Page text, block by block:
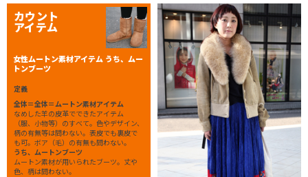
カウント
アイテム
女性ムートン素材アイテム うち、ムー
トンブーツ
定義
全体＝全体＝ムートン素材アイテム
なめした羊の皮革でできたアイテム
（服、小物等）のすべて。色やデザイン、
柄の有無等は問わない。表皮でも裏皮で
も可。ボア（毛）の有無も問わない。
うち、ムートンブーツ
ムートン素材が用いられたブーツ。丈や
色、柄は問わない。